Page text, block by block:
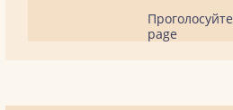
Проголосуйте
page